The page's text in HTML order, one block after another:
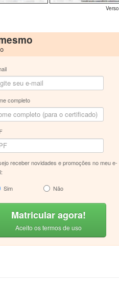
Verso
completo
receber novidades e promoções no meu e-
Sim
Não
Matricular agora!
Aceito os termos de uso